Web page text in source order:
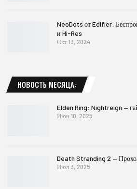
NeoDots от Edifier:
и Hi-Res
Окт 13, 2024
НОВОСТЬ МЕСЯЦА:
Elden Ring: Nightreign —
Июн 10, 2025
Death Stranding 2 —
Июл 3, 2025